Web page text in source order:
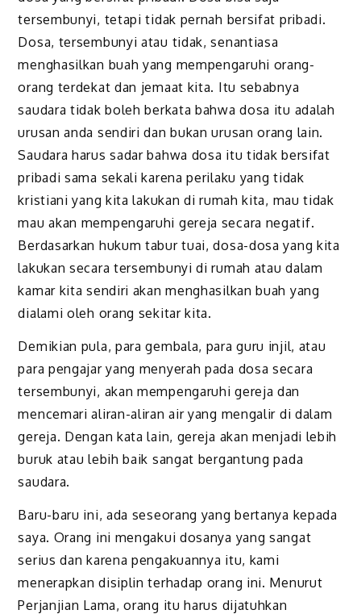
tersembunyi, tetapi tidak pernah bersifat pribadi.
Dosa, tersembunyi atau tidak, senantiasa
menghasilkan buah yang mempengaruhi orang-
orang terdekat dan jemaat kita. Itu sebabnya
saudara tidak boleh berkata bahwa dosa itu adalah
urusan anda sendiri dan bukan urusan orang lain.
Saudara harus sadar bahwa dosa itu tidak bersifat
pribadi sama sekali karena perilaku yang tidak
kristiani yang kita lakukan di rumah kita, mau tidak
mau akan mempengaruhi gereja secara negatif.
Berdasarkan hukum tabur tuai, dosa-dosa yang kita
lakukan secara tersembunyi di rumah atau dalam
kamar kita sendiri akan menghasilkan buah yang
dialami oleh orang sekitar kita.
Demikian pula, para gembala, para guru injil, atau
para pengajar yang menyerah pada dosa secara
tersembunyi, akan mempengaruhi gereja dan
mencemari aliran-aliran air yang mengalir di dalam
gereja. Dengan kata lain, gereja akan menjadi lebih
buruk atau lebih baik sangat bergantung pada
saudara.
Baru-baru ini, ada seseorang yang bertanya kepada
saya. Orang ini mengakui dosanya yang sangat
serius dan karena pengakuannya itu, kami
menerapkan disiplin terhadap orang ini. Menurut
Perjanjian Lama, orang itu harus dijatuhkan